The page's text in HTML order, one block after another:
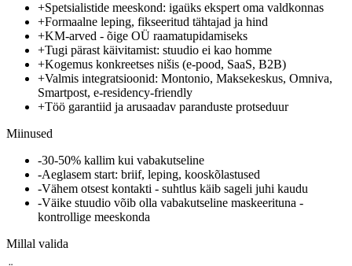
+Spetsialistide meeskond: igaüks ekspert oma valdkonnas
+Formaalne leping, fikseeritud tähtajad ja hind
+KM-arved - õige OÜ raamatupidamiseks
+Tugi pärast käivitamist: stuudio ei kao homme
+Kogemus konkreetses nišis (e-pood, SaaS, B2B)
+Valmis integratsioonid: Montonio, Maksekeskus, Omniva,
Smartpost, e-residency-friendly
+Töö garantiid ja arusaadav paranduste protseduur
Miinused
-30-50% kallim kui vabakutseline
-Aeglasem start: briif, leping, kooskõlastused
-Vähem otsest kontakti - suhtlus käib sageli juhi kaudu
-Väike stuudio võib olla vabakutseline maskeerituna -
kontrollige meeskonda
Millal valida